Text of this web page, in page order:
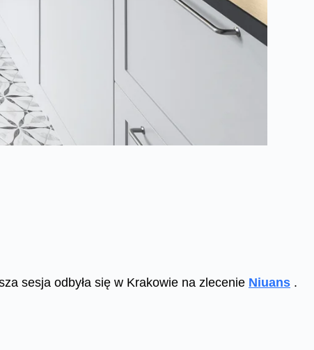
sesja odbyła się w Krakowie na zlecenie Niuans .